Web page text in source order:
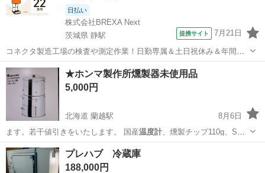
日払い
株式会社BREXA Next
茨城県 静駅
提携サイト 7月21日
コネクタ製造工場の検査や測定作業！日勤専属＆土日祝休み＆年間休
日128日★クリーンルーム内作業★マイカー通勤OK＆無料駐車場あり
★就業先食堂利用可！日払い制度あり！《茨城県常陸大宮市》 人気の
工場のお仕事 ◇コネクタ製造工...
茨城 常陸大宮市 静駅 その他
★ホンマ製作所燻製器未使用品
5,000円
北海道 蘭越駅
8月6日
ます。若干値引きをいたします。 国産温度計、燻製チップ110g、S字
フック、網載…
北海道 磯谷郡 蘭越駅 調理器具
プレハブ 冷蔵庫
188,000円